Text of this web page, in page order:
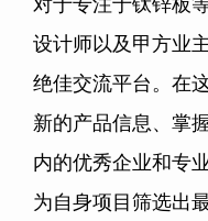
对于专注于钛锌板
设计师以及甲方业
绝佳交流平台。在
新的产品信息、掌
内的优秀企业和专
为自身项目筛选出